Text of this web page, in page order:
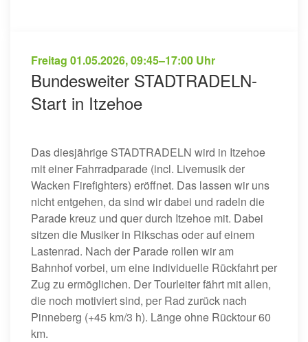
Freitag 01.05.2026,09:45–17:00 Uhr
Bundesweiter STADTRADELN-
Start in Itzehoe
Das diesjährige STADTRADELN wird in Itzehoe
mit einer Fahrradparade (incl. Livemusik der
Wacken Firefighters) eröffnet. Das lassen wir uns
nicht entgehen, da sind wir dabei und radeln die
Parade kreuz und quer durch Itzehoe mit. Dabei
sitzen die Musiker in Rikschas oder auf einem
Lastenrad. Nach der Parade rollen wir am
Bahnhof vorbei, um eine individuelle Rückfahrt per
Zug zu ermöglichen. Der Tourleiter fährt mit allen,
die noch motiviert sind, per Rad zurück nach
Pinneberg (+45 km/3 h). Länge ohne Rücktour 60
km.